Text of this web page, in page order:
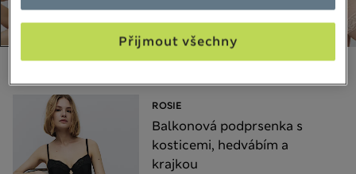
ROSIE
Balkonová podprsenka s
kosticemi, hedvábím a
krajkou
Přijmout všechny